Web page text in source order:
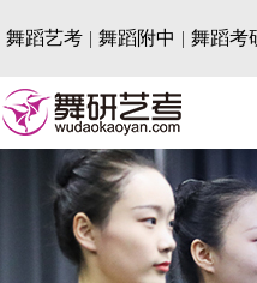
舞蹈艺考 | 舞蹈附中 | 舞蹈考